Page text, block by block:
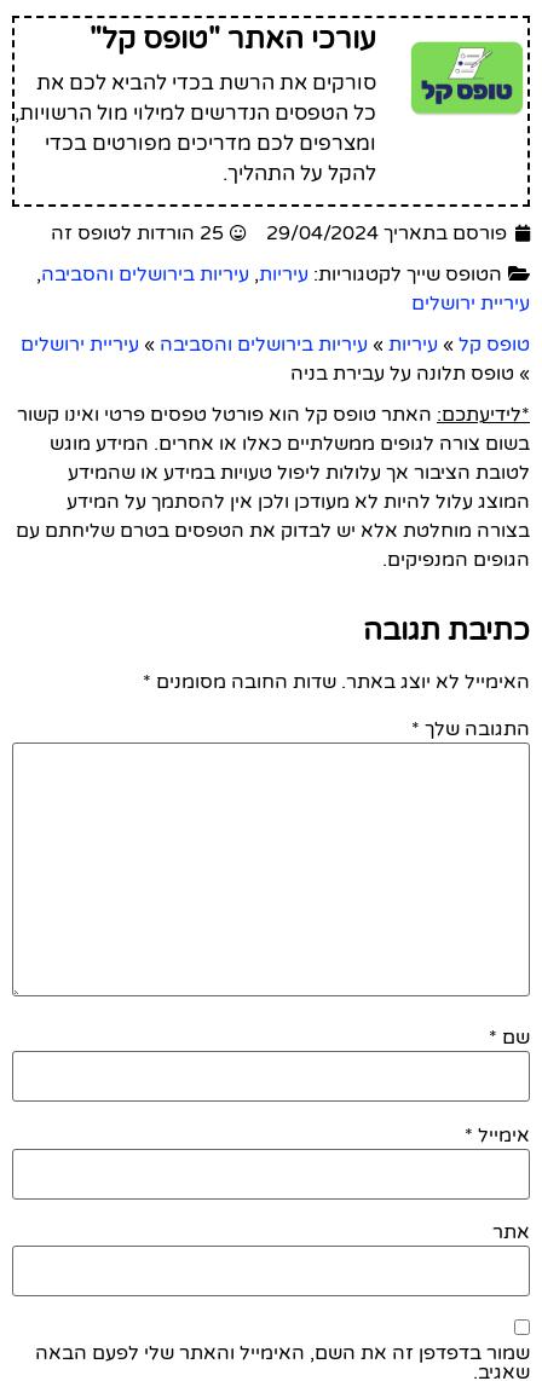
עורכי האתר "טופס קל"
סורקים את הרשת בכדי להביא לכם את
כל הטפסים הנדרשים למילוי מול הרשויות,
ומצרפים לכם מדריכים מפורטים בכדי
להקל על התהליך.
פורסם בתאריך 29/04/2024
25 הורדות לטופס זה
הטופס שייך לקטגוריות: עיריות, עיריות בירושלים והסביבה,
עיריית ירושלים
טופס קל » עיריות » עיריות בירושלים והסביבה » עיריית ירושלים
» טופס תלונה על עבירת בניה
*לידיעתכם: האתר טופס קל הוא פורטל טפסים פרטי ואינו קשור
בשום צורה לגופים ממשלתיים כאלו או אחרים. המידע מוגש
לטובת הציבור אך עלולות ליפול טעויות במידע או שהמידע
המוצג עלול להיות לא מעודכן ולכן אין להסתמך על המידע
בצורה מוחלטת אלא יש לבדוק את הטפסים בטרם שליחתם עם
הגופים המנפיקים.
כתיבת תגובה
האימייל לא יוצג באתר. שדות החובה מסומנים *
התגובה שלך *
שם *
אימייל *
אתר
שמור בדפדפן זה את השם, האימייל והאתר שלי לפעם הבאה
שאגיב.